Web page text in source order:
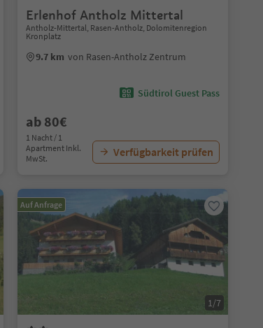
Erlenhof Antholz Mittertal
Antholz-Mittertal, Rasen-Antholz, Dolomitenregion
Kronplatz
9.7 km von Rasen-Antholz Zentrum
Südtirol Guest Pass
ab 80€
1 Nacht / 1
Apartment Inkl.
MwSt.
Verfügbarkeit prüfen
Auf Anfrage
1/7